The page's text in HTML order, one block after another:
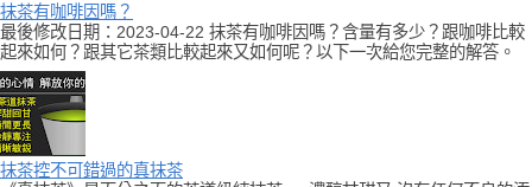
抹茶有咖啡因嗎？
最後修改日期：2023-04-22 抹茶有咖啡因嗎？含量有多少？跟咖啡比較
起來如何？跟其它茶類比較起來又如何呢？以下一次給您完整的解答。
抹茶控不可錯過的真抹茶